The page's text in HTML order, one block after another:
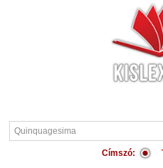
Címszó: